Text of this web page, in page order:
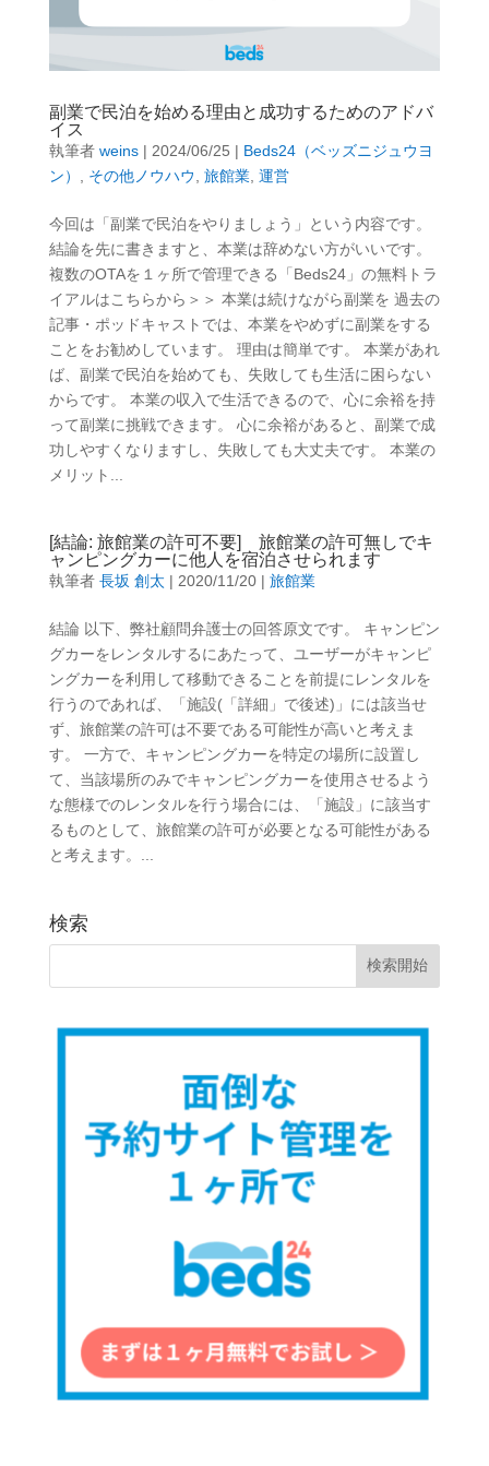
副業で民泊を始める理由と成功するためのアドバ
イス
執筆者 weins| 2024/06/25 | Beds24（ベッズニジュウヨ
ン）
その他ノウハウ 旅館業, 運営
今回は「副業で民泊をやりましょう」という内容です。
結論を先に書きますと、本業は辞めない方がいいです。
複数のOTAを１ヶ所で管理できる「Beds24」の無料トラ
イアルはこちらから＞＞ 本業は続けながら副業を 過去の
記事・ポッドキャストでは、本業をやめずに副業をする
ことをお勧めしています。 理由は簡単です。 本業があれ
ば、副業で民泊を始めても、失敗しても生活に困らない
からです。 本業の収入で生活できるので、心に余裕を持
って副業に挑戦できます。 心に余裕があると、副業で成
功しやすくなりますし、失敗しても大丈夫です。 本業の
メリット...
[結論: 旅館業の許可不要] 旅館業の許可無しでキ
ャンピングカーに他人を宿泊させられます
執筆者 長坂 創太 | 2020/11/20| 旅館業
結論 以下、弊社顧問弁護士の回答原文です。 キャンピン
グカーをレンタルするにあたって、ユーザーがキャンピ
ングカーを利用して移動できることを前提にレンタルを
行うのであれば、「施設(「詳細」で後述)」には該当せ
ず、旅館業の許可は不要である可能性が高いと考えま
す。 一方で、キャンピングカーを特定の場所に設置し
て、当該場所のみでキャンピングカーを使用させるよう
な態様でのレンタルを行う場合には、「施設」に該当す
るものとして、旅館業の許可が必要となる可能性がある
と考えます。...
検索